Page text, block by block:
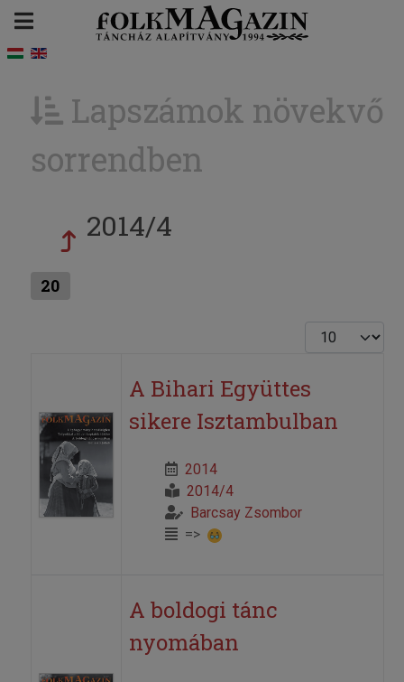
Lapszámok növekvő
sorrendben
2014/4
20
Tételek #
A Bihari Együttes
sikere Isztambulban
2014
2014/4
Barcsay Zsombor
=>
A boldogi tánc
nyomában